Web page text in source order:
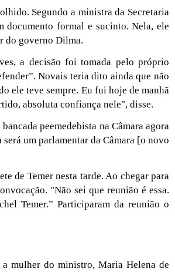
Segundo a ministra da Secretaria
documento formal e sucinto. Nela, ele
do governo Dilma.
a decisão foi tomada pelo próprio
Novais teria dito ainda que não
ele teve sempre. Eu fui hoje de manhã
absoluta confiança nele", disse.
peemedebista na Câmara agora
um parlamentar da Câmara [o novo
de Temer nesta tarde. Ao chegar para
"Não sei que reunião é essa.
Temer.” Participaram da reunião o
mulher do ministro, Maria Helena de